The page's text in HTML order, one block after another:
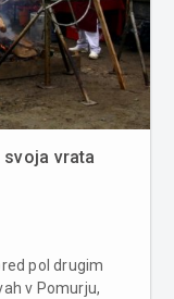
svoja vrata
pol drugim
v Pomurju,